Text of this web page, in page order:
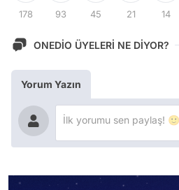
178 93 45 21 14
ONEDİO ÜYELERİ NE DİYOR?
Yorum Yazın